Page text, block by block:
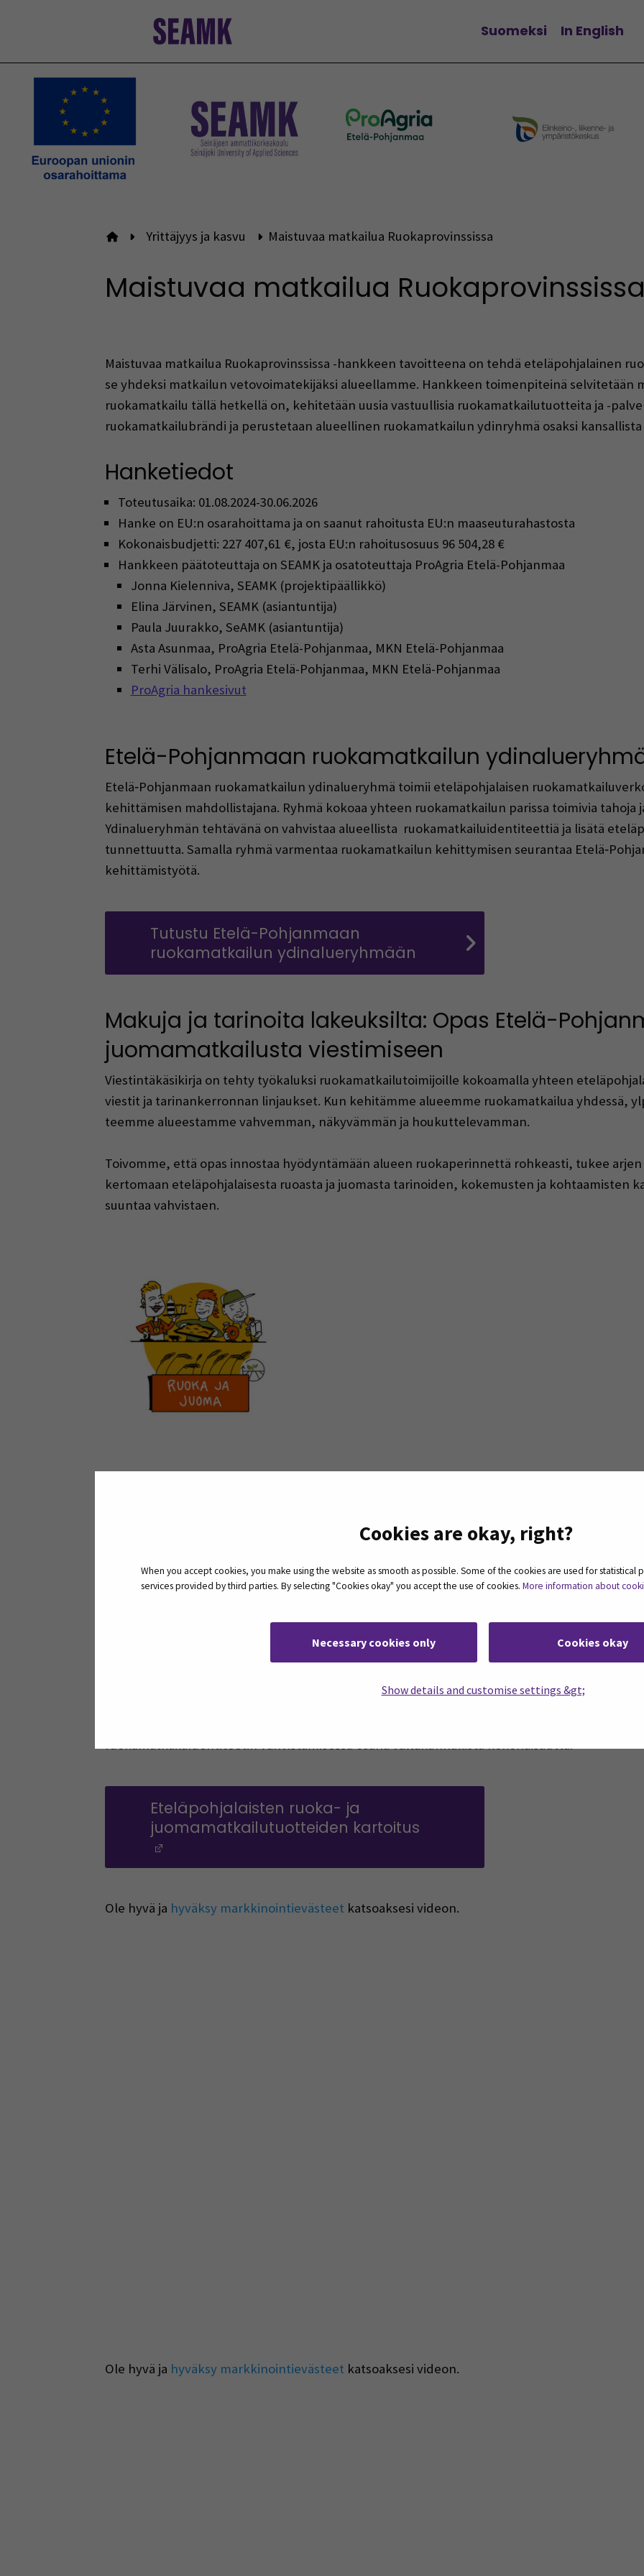
Cookies are okay, right?
When you accept cookies, you make using the website as smooth as possible. Some of the cookies are used for statistical
services provided by third parties. By selecting "Cookies okay" you accept the use of cookies. More information about
Necessary cookies only Cookies okay
Show details and customise settings &gt;
Vaihda kieltä
Suomeksi In English
Etusivulle
Yrittäjyys ja kasvu Maistuvaa matkailua Ruokaprovinssissa
Maistuvaa matkailua Ruokaprovinssissa
Maistuvaa matkailua Ruokaprovinssissa -hankkeen tavoitteena on tehdä eteläpohjalainen
se yhdeksi matkailun vetovoimatekijäksi alueellamme. Hankkeen toimenpiteinä selvitetään
ruokamatkailu tällä hetkellä on, kehitetään uusia vastuullisia ruokamatkailutuotteita ja -
ruokamatkailubrändi ja perustetaan alueellinen ruokamatkailun ydinryhmä osaksi
Hanketiedot
Toteutusaika: 01.08.2024-30.06.2026
Hanke on EU:n osarahoittama ja on saanut rahoitusta EU:n maaseuturahastosta
Kokonaisbudjetti: 227 407,61 €, josta EU:n rahoitusosuus 96 504,28 €
Hankkeen päätoteuttaja on SEAMK ja osatoteuttaja ProAgria Etelä-Pohjanmaa
Jonna Kielenniva, SEAMK (projektipäällikkö)
Elina Järvinen, SEAMK (asiantuntija)
Paula Juurakko, SeAMK (asiantuntija)
Asta Asunmaa, ProAgria Etelä-Pohjanmaa, MKN Etelä-Pohjanmaa
Terhi Välisalo, ProAgria Etelä-Pohjanmaa, MKN Etelä-Pohjanmaa
ProAgria hankesivut
Etelä-Pohjanmaan ruokamatkailun
Etelä‑Pohjanmaan ruokamatkailun ydinalueryhmä toimii eteläpohjalaisen
kehittämisen mahdollistajana. Ryhmä kokoaa yhteen ruokamatkailun parissa toimivia tahoja
Ydinalueryhmän tehtävänä on vahvistaa alueellista ruokamatkailuidentiteettiä ja lisätä
tunnettuutta. Samalla ryhmä varmentaa ruokamatkailun kehittymisen seurantaa
kehittämistyötä.
Tutustu Etelä-Pohjanmaan
ruokamatkailun ydinalueryhmään
Makuja ja tarinoita lakeuksilta: Opas Etelä-
juomamatkailusta viestimiseen
Viestintäkäsikirja on tehty työkaluksi ruokamatkailutoimijoille kokoamalla yhteen
viestit ja tarinankerronnan linjaukset. Kun kehitämme alueemme ruokamatkailua yhdessä,
teemme alueestamme vahvemman, näkyvämmän ja houkuttelevamman.
Toivomme, että opas innostaa hyödyntämään alueen ruokaperinnettä rohkeasti, tukee
kertomaan eteläpohjalaisesta ruoasta ja juomasta tarinoiden, kokemusten ja kohtaamisten
suuntaa vahvistaen.
juomamatkailusta viestimiseen
(Opens in a new window)
Eteläpohjalaisten ruoka- ja
Etelä‑Pohjanmaa on vahvasti ruokaa tuottava maakunta, jossa paikalliset raaka‑aineet,
muodostavat merkittävän potentiaalin ruoka‑ ja juomamatkailun kehittämiselle. Alueella on
tarjontaa, mutta kokonaiskuva tarjonnan laajuudesta, tuotteistamisen tasosta ja
Eteläpohjalaisten ruoka- ja
juomamatkailutuotteiden kartoitus
Ole hyvä ja hyväksy markkinointievästeet katsoaksesi videon.
Ole hyvä ja hyväksy markkinointievästeet katsoaksesi videon.